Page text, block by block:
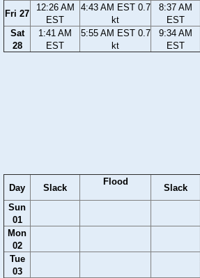
Fri 27
12:26 AM
EST
4:43 AM EST 0.7
kt
8:37 AM
EST
Sat
28
1:41 AM
EST
5:55 AM EST 0.7
kt
9:34 AM
EST
Day Slack
Flood
Slack
Sun
01
Mon
02
Tue
03